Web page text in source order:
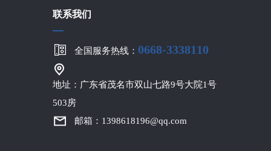
联系我们
全国服务热线： 0668-3338110
地址：广东省茂名市双山七路9号大院1号
503房
邮箱：1398618196@qq.com